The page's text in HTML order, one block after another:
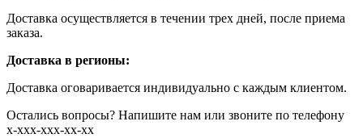
Доставка осуществляется в течении трех дней, после приема
заказа.
Доставка в регионы:
Доставка оговаривается индивидуально с каждым клиентом.
Остались вопросы? Напишите нам или звоните по телефону
х-ххх-ххх-хх-хх